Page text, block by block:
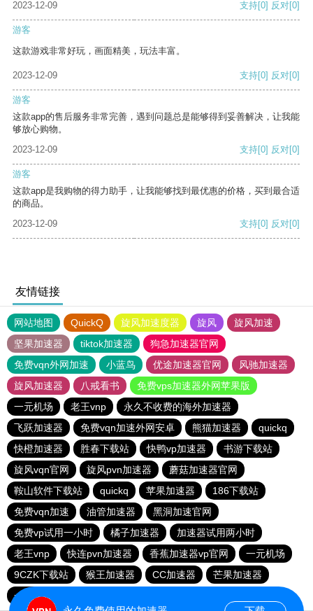
2023-12-09
支持[0] 反对[0]
游客
这款游戏非常好玩，画面精美，玩法丰富。
2023-12-09 支持[0] 反对[0]
游客
这款app的售后服务非常完善，遇到问题总是能够得到妥善解决，让我能
够放心购物。
2023-12-09
支持[0] 反对[0]
游客
这款app是我购物的得力助手，让我能够找到最优惠的价格，买到最合适
的商品。
2023-12-09
支持[0] 反对[0]
友情链接
网站地图 QuickQ 旋风加速度器 旋风
旋风加速
坚果加速器
tiktok加速器
狗急加速器官网
免费vqn外网加速
小蓝鸟 优途加速器官网
风驰加速器
旋风加速器
八戒看书
免费vps加速器外网苹果版
一元机场
老王vnp
永久不收费的海外加速器
飞跃加速器
免费vqn加速外网安卓 熊猫加速器
quickq
快橙加速器
胜春下载站 快鸭vp加速器
书游下载站
旋风vqn官网
旋风pvn加速器
蘑菇加速器官网
鞍山软件下载站
quickq 苹果加速器
186下载站
免费vqn加速
油管加速器
黑洞加速官网
免费vp试用一小时
橘子加速器
加速器试用两小时
老王vnp
快连pvn加速器 香蕉加速器vp官网
一元机场
9CZK下载站
猴王加速器 CC加速器
芒果加速器
一元机场